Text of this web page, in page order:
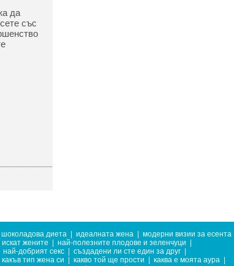
да
със
шоколадова диета идеалната жена
модерни визии за есента
искат жените най-полезните плодове и зеленчуци
най-добрият секс създадени ли сте един за друг
какъв тип жена си какво той ще прости каква е моята аура